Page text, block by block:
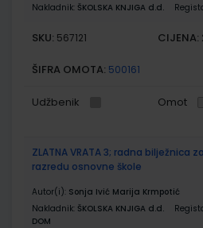
Nakladnik: ŠKOLSKA KNJIGA d.d.
SKU: 567121 CIJENA:
ŠIFRA OMOTA: 500161
Udžbenik Omot
ZLATNA VRATA 3; radna bilježnica
razredu osnovne škole
Autor(i): Sonja Ivić Marija Krmpotić
Nakladnik: ŠKOLSKA KNJIGA d.d.
DOM